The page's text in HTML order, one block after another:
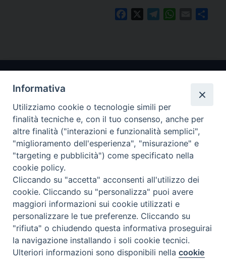
FacebookTelegram
WhatsApp
Email
Arcidiocesi di Ravenna-Cervia
CONTATTI
Piazza Arcivescovado, 1 48121- Ravenna
tel 0544.541655
curia@diocesiravennacervia.it
Per segnalazioni tecniche e aggiornamenti:
webmaster@diocesiravennacervia.it
Preferenze Cookie
Informativa
Utilizziamo cookie o tecnologie simili per
finalità tecniche e, con il tuo consenso, anche per
altre finalità ("interazioni e funzionalità semplici",
"miglioramento dell'esperienza", "misurazione" e
"targeting e pubblicità") come specificato nella
cookie policy.
Cliccando su "accetta" acconsenti all'utilizzo dei
cookie. Cliccando su "personalizza" puoi avere
maggiori informazioni sui cookie utilizzati e
personalizzare le tue preferenze. Cliccando su
"rifiuta" o chiudendo questa informativa proseguirai
la navigazione installando i soli cookie tecnici.
Ulteriori informazioni sono disponibili nellacookie